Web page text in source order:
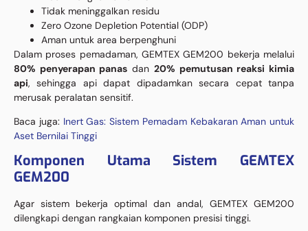
Tidak meninggalkan residu
Zero Ozone Depletion Potential (ODP)
Aman untuk area berpenghuni
Dalam proses pemadaman, GEMTEX GEM200 bekerja melalui
80% penyerapan panas dan 20% pemutusan reaksi kimia
api, sehingga api dapat dipadamkan secara cepat tanpa
merusak peralatan sensitif.
Baca juga: Inert Gas: Sistem Pemadam Kebakaran Aman untuk
Aset Bernilai Tinggi
Komponen Utama Sistem GEMTEX
GEM200
Agar sistem bekerja optimal dan andal, GEMTEX GEM200
dilengkapi dengan rangkaian komponen presisi tinggi.